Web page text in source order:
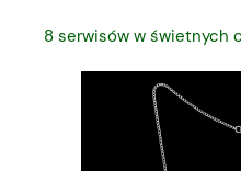
8 serwisów w świetnych